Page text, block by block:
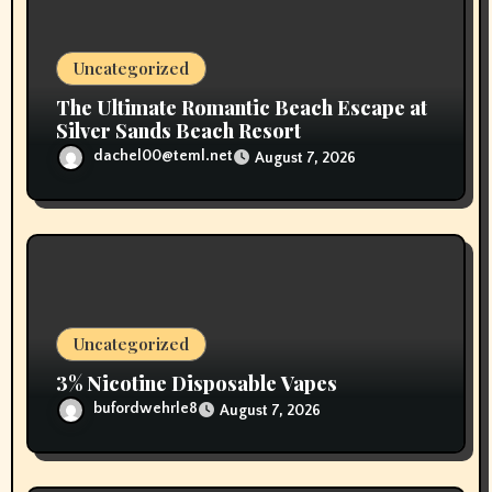
Uncategorized
The Ultimate Romantic Beach Escape at
Silver Sands Beach Resort
dachel00@teml.net August 7, 2026
Uncategorized
3% Nicotine Disposable Vapes
bufordwehrle8 August 7, 2026